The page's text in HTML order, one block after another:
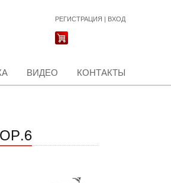
РЕГИСТРАЦИЯ | ВХОД
ВИДЕО КОНТАКТЫ